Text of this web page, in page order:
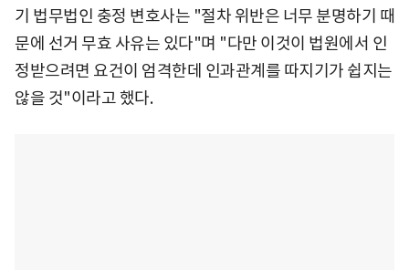
기 법무법인 충정 변호사는 "절차 위반은 너무 분명하기 때
문에 선거 무효 사유는 있다"며 "다만 이것이 법원에서 인
정받으려면 요건이 엄격한데 인과관계를 따지기가 쉽지는
않을 것"이라고 했다.